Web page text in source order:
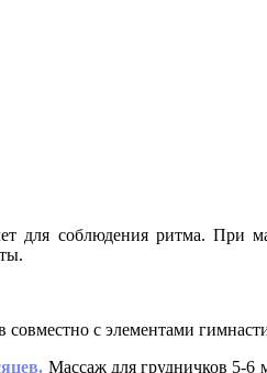
для соблюдения ритма. При
совместно с элементами
Массаж для грудничков 5-6